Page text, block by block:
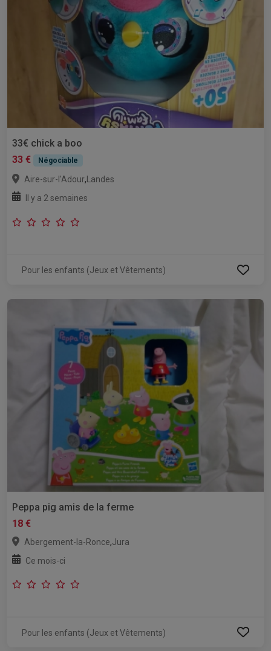
33€ chick a boo
33 €
Négociable
Aire-sur-l'Adour,Landes
Il y a 2 semaines
Pour les enfants (Jeux et Vêtements)
Peppa pig amis de la ferme
18 €
Abergement-la-Ronce,Jura
Ce mois-ci
Pour les enfants (Jeux et Vêtements)